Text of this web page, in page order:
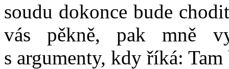
soudu dokonce bude
vás pěkně, pak mně
s argumenty, kdy říká: